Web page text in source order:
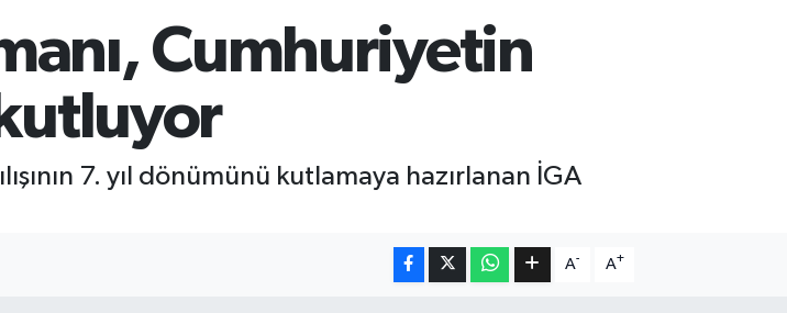
Cumhuriyetin
kutluyor
7. yıl dönümünü kutlamaya hazırlanan İGA
A- A+